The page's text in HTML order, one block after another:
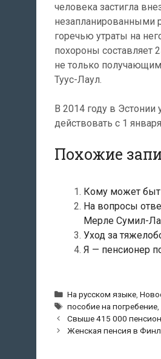
человека застигла
незапланированными
горечью утраты на
похороны составляет
не только
Туус-Лаул.
В 2014 году в Эстонии
действовать с 1
Похожие
Кому может
На вопросы
Мерле Сумил-
Уход за
Я — пенсионер
Рубрики
На русском языке ,
Метки
пособие на погребение
Навигация
по
Свыше 415 000
Женская пенсия в